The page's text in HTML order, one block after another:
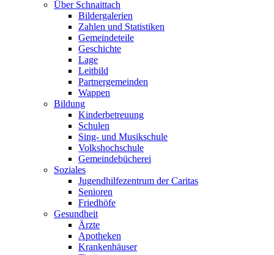
Über Schnaittach
Bildergalerien
Zahlen und Statistiken
Gemeindeteile
Geschichte
Lage
Leitbild
Partnergemeinden
Wappen
Bildung
Kinderbetreuung
Schulen
Sing- und Musikschule
Volkshochschule
Gemeindebücherei
Soziales
Jugendhilfezentrum der Caritas
Senioren
Friedhöfe
Gesundheit
Ärzte
Apotheken
Krankenhäuser